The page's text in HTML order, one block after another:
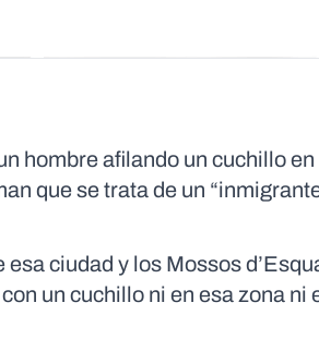
hombre afilando un cuchillo en
que se trata de un
ciudad y los Mossos
un cuchillo ni en esa zona ni